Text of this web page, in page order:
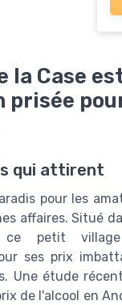
la Case
prisée
qui attirent
pour les
affaires. Situé
ce petit
ses prix
Une étude
de l'alcool en